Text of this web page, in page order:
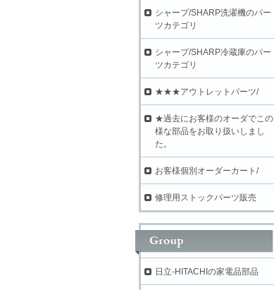
シャープ/SHARP洗濯機のパー
ツカテゴリ
シャープ/SHARP冷蔵庫のパー
ツカテゴリ
★★★アウトレットパーツ/
★過去にお客様のオーダでこの
様な部品をお取り扱いしまし
た。
お客様個別オーダーカート/
修理用ストックパーツ販売
日立-HITACHIの家電品部品